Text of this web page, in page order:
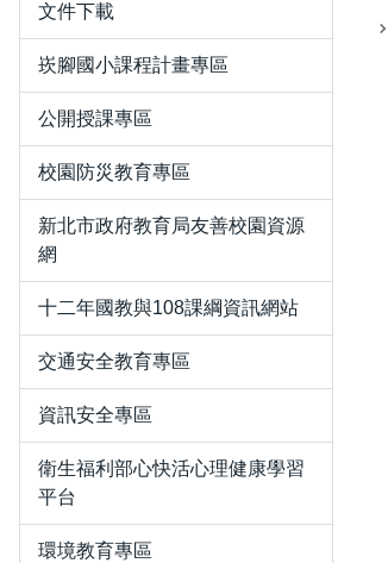
文件下載
崁腳國小課程計畫專區
公開授課專區
校園防災教育專區
新北市政府教育局友善校園資源
網
十二年國教與108課綱資訊網站
交通安全教育專區
資訊安全專區
衛生福利部心快活心理健康學習
平台
環境教育專區